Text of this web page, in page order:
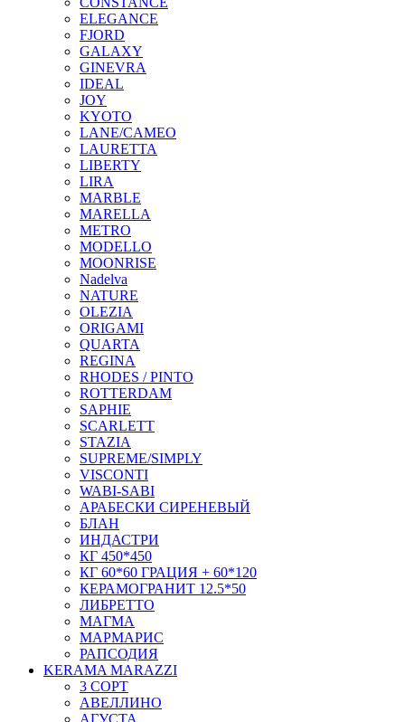
ELEGANCE
FJORD
GALAXY
GINEVRA
IDEAL
JOY
KYOTO
LANE/CAMEO
LAURETTA
LIBERTY
LIRA
MARBLE
MARELLA
METRO
MODELLO
MOONRISE
Nadelva
NATURE
OLEZIA
ORIGAMI
QUARTA
REGINA
RHODES / PINTO
ROTTERDAM
SAPHIE
SCARLETT
STAZIA
SUPREME/SIMPLY
VISCONTI
WABI-SABI
АРАБЕСКИ СИРЕНЕВЫЙ
БЛАН
ИНДАСТРИ
КГ 450*450
КГ 60*60 ГРАЦИЯ + 60*120
КЕРАМОГРАНИТ 12.5*50
ЛИБРЕТТО
МАГМА
МАРМАРИС
РАПСОДИЯ
KERAMA MARAZZI
3 СОРТ
АВЕЛЛИНО